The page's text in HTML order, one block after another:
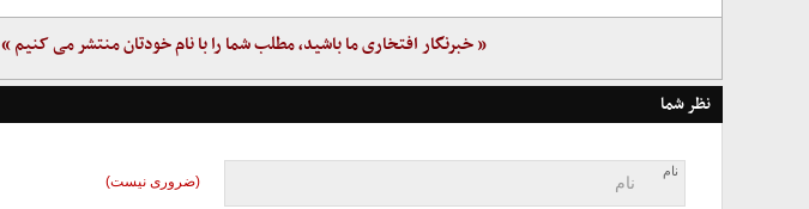
« خبرنگار افتخاری ما باشید، مطلب شما را با نام خودتان منتشر می کنیم »
نظر شما
نام
(ضروری نیست)